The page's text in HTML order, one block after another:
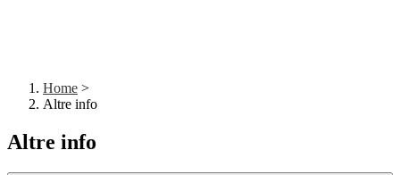
Home >
Altre info
Altre info